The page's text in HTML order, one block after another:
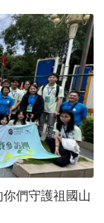
們守護祖國山